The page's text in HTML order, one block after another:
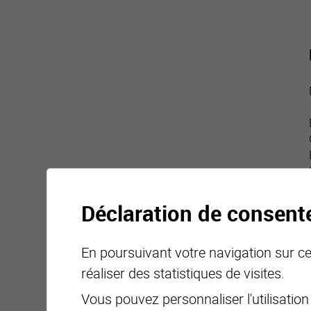
Déclaration de
En poursuivant votre navigation sur
réaliser des statistiques de visites.
Vous pouvez personnaliser